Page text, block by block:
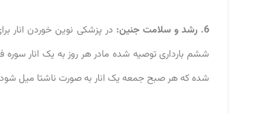
6. رشد و سلامت جنین:
در پزشکی نوین خوردن انار
ششم بارداری توصیه شده مادر هر روز به یک انار
شده که هر صبح جمعه یک انار به صورت ناشتا میل